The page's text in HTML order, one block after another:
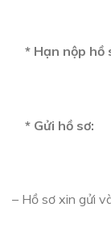
* Hạn nộp hồ
* Gửi hồ sơ:
– Hồ sơ xin gửi